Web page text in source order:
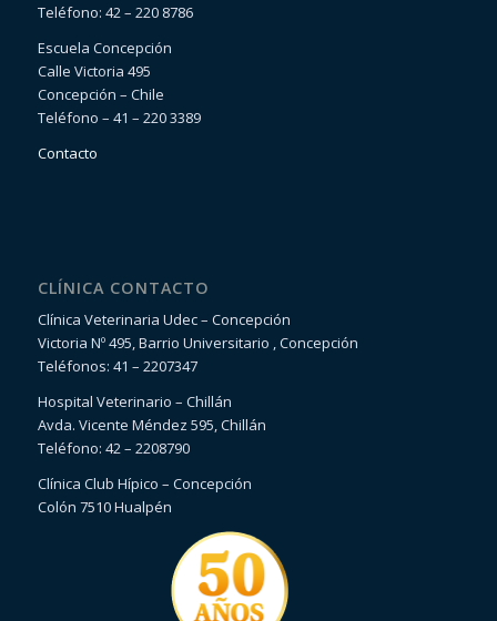
Teléfono: 42 – 220 8786
Escuela Concepción
Calle Victoria 495
Concepción – Chile
Teléfono – 41 – 220 3389
Contacto
CLÍNICA CONTACTO
Clínica Veterinaria Udec – Concepción
Victoria Nº 495, Barrio Universitario , Concepción
Teléfonos: 41 – 2207347
Hospital Veterinario – Chillán
Avda. Vicente Méndez 595, Chillán
Teléfono: 42 – 2208790
Clínica Club Hípico – Concepción
Colón 7510 Hualpén